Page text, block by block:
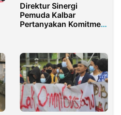
Direktur Sinergi
Pemuda Kalbar
Pertanyakan Komitmen
Muda